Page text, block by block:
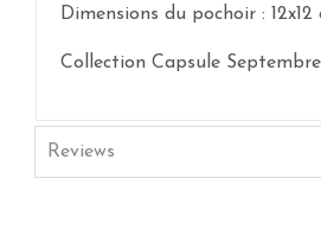
Dimensions du pochoir : 12x12
Collection Capsule
Reviews